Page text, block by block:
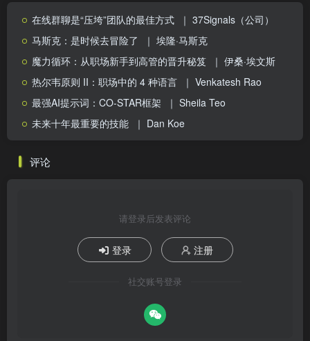
在线群聊是“压垮”团队的最佳方式 ｜ 37Signals（公司）
马斯克：是时候去冒险了 ｜ 埃隆·马斯克
魔力循环：从职场新手到高管的晋升秘笈 ｜ 伊桑·埃文斯
热尔韦原则 II：职场中的 4 种语言 ｜ Venkatesh Rao
最强AI提示词：CO-STAR框架 ｜ Sheila Teo
未来十年最重要的技能 ｜ Dan Koe
评论
请登录后发表评论
登录 注册
社交账号登录